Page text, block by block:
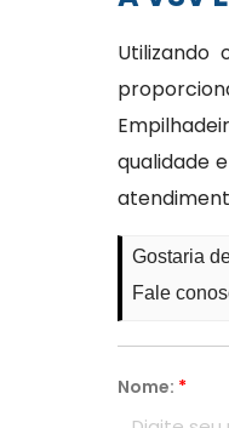
Utilizando
qualidade
Gostaria
Fale
Nome: *